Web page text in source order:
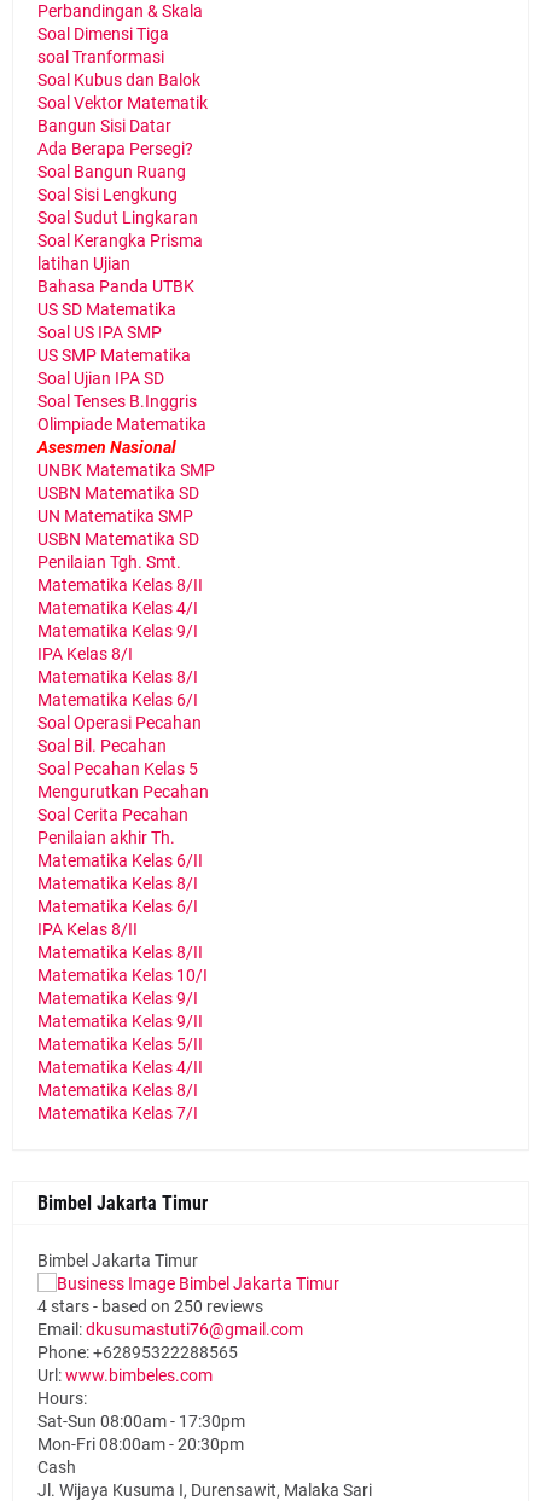
Perbandingan & Skala
Soal Dimensi Tiga
soal Tranformasi
Soal Kubus dan Balok
Soal Vektor Matematik
Bangun Sisi Datar
Ada Berapa Persegi?
Soal Bangun Ruang
Soal Sisi Lengkung
Soal Sudut Lingkaran
Soal Kerangka Prisma
latihan Ujian
Bahasa Panda UTBK
US SD Matematika
Soal US IPA SMP
US SMP Matematika
Soal Ujian IPA SD
Soal Tenses B.Inggris
Olimpiade Matematika
Asesmen Nasional
UNBK Matematika SMP
USBN Matematika SD
UN Matematika SMP
USBN Matematika SD
Penilaian Tgh. Smt.
Matematika Kelas 8/II
Matematika Kelas 4/I
Matematika Kelas 9/I
IPA Kelas 8/I
Matematika Kelas 8/I
Matematika Kelas 6/I
Soal Operasi Pecahan
Soal Bil. Pecahan
Soal Pecahan Kelas 5
Mengurutkan Pecahan
Soal Cerita Pecahan
Penilaian akhir Th.
Matematika Kelas 6/II
Matematika Kelas 8/I
Matematika Kelas 6/I
IPA Kelas 8/II
Matematika Kelas 8/II
Matematika Kelas 10/I
Matematika Kelas 9/I
Matematika Kelas 9/II
Matematika Kelas 5/II
Matematika Kelas 4/II
Matematika Kelas 8/I
Matematika Kelas 7/I
Bimbel Jakarta Timur
Bimbel Jakarta Timur
4 stars - based on 250 reviews
Email:dkusumastuti76@gmail.com
Phone:+62895322288565
Url:www.bimbeles.com
Hours:
Sat-Sun 08:00am - 17:30pm
Mon-Fri 08:00am - 20:30pm
Cash
Jl. Wijaya Kusuma I, Durensawit, Malaka Sari